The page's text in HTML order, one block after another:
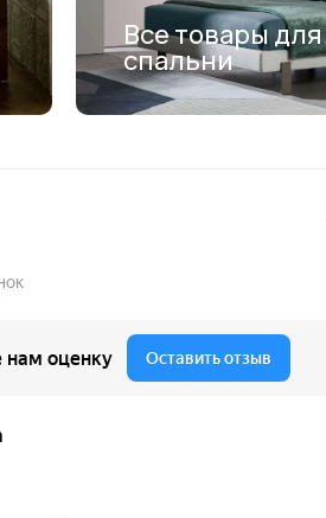
Все товары
спальни